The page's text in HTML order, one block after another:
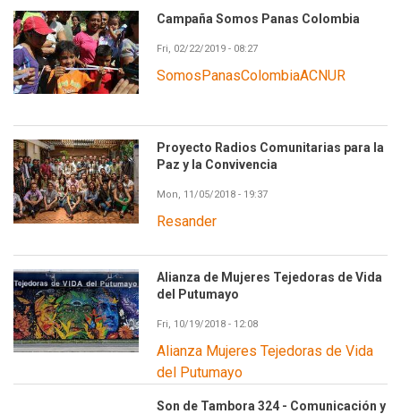
Campaña Somos Panas Colombia
Fri, 02/22/2019 - 08:27
SomosPanasColombiaACNUR
Proyecto Radios Comunitarias para la
Paz y la Convivencia
Mon, 11/05/2018 - 19:37
Resander
Alianza de Mujeres Tejedoras de Vida
del Putumayo
Fri, 10/19/2018 - 12:08
Alianza Mujeres Tejedoras de Vida
del Putumayo
Son de Tambora 324 - Comunicación y